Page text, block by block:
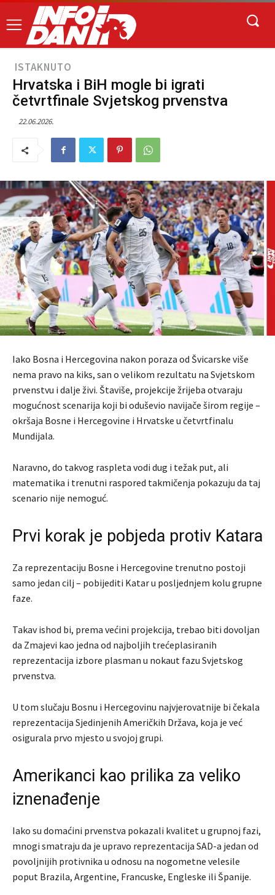
ISTAKNUTO
Hrvatska i BiH mogle bi igrati
četvrtfinale Svjetskog prvenstva
22.06.2026.
Iako Bosna i Hercegovina nakon poraza od Švicarske više
nema pravo na kiks, san o velikom rezultatu na Svjetskom
prvenstvu i dalje živi. Štaviše, projekcije žrijeba otvaraju
mogućnost scenarija koji bi oduševio navijače širom regije –
okršaja Bosne i Hercegovine i Hrvatske u četvrtfinalu
Mundijala.
Naravno, do takvog raspleta vodi dug i težak put, ali
matematika i trenutni raspored takmičenja pokazuju da taj
scenario nije nemoguć.
Prvi korak je pobjeda protiv Katara
Za reprezentaciju Bosne i Hercegovine trenutno postoji
samo jedan cilj – pobijediti Katar u posljednjem kolu grupne
faze.
Takav ishod bi, prema većini projekcija, trebao biti dovoljan
da Zmajevi kao jedna od najboljih trećeplasiranih
reprezentacija izbore plasman u nokaut fazu Svjetskog
prvenstva.
U tom slučaju Bosnu i Hercegovinu najvjerovatnije bi čekala
reprezentacija Sjedinjenih Američkih Država, koja je već
osigurala prvo mjesto u svojoj grupi.
Amerikanci kao prilika za veliko
iznenađenje
Iako su domaćini prvenstva pokazali kvalitet u grupnoj fazi,
mnogi smatraju da je upravo reprezentacija SAD-a jedan od
povoljnijih protivnika u odnosu na nogometne velesile
poput Brazila, Argentine, Francuske, Engleske ili Španije.